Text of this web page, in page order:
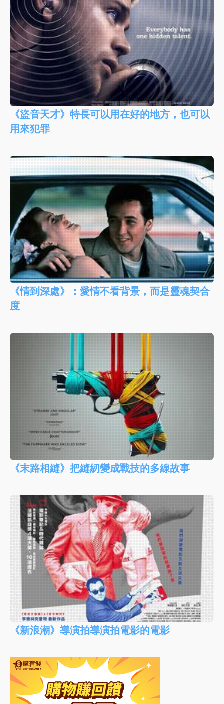
《盜音天才》特長可以用在好的地方，也可以
用來犯罪
《情到深處》：愛情不看背景，而是靈魂契合
度
《末路相縫》把縫紉變成戰技的多線故事
《新浪潮》導演拍導演拍電影的電影